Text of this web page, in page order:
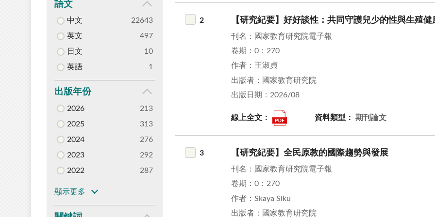
語文
中文
22643
英文
497
日文
10
英語
1
出版年份
2026
213
2025
313
2024
276
2023
292
2022
287
顯示更多
2 【研究紀要】好好談性：共同守護兒少的性與生殖健
刊名：國家教育研究院電子報
卷期：0：270
作者：王淑貞
出版者：國家教育研究院
出版日期：2026/08
線上全文： 資料類型： 期刊論文
3 【研究紀要】全民原教的國際趨勢與發展
刊名：國家教育研究院電子報
卷期：0：270
作者：Skaya Siku
出版者：國家教育研究院